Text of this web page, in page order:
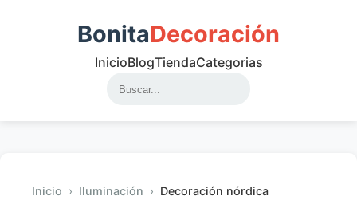
BonitaDecoración
InicioBlogTiendaCategorias
Inicio › Iluminación › Decoración nórdica